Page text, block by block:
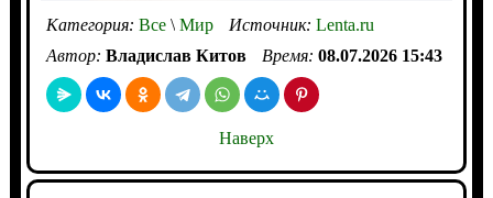
Категория: Все\Мир Источник: Lenta.ru
Автор: Владислав Китов Время: 08.07.2026 15:43
Наверх